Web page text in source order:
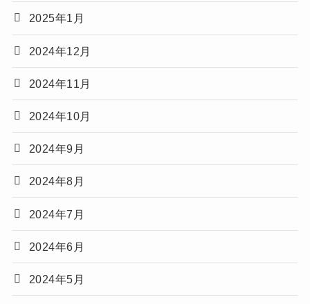
2025年1月
2024年12月
2024年11月
2024年10月
2024年9月
2024年8月
2024年7月
2024年6月
2024年5月